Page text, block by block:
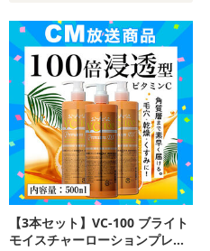
【3本セット】VC-100 ブライト
モイスチャーローションプレミ